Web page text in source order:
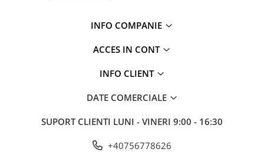
INFO COMPANIE
ACCES IN CONT
INFO CLIENT
DATE COMERCIALE
SUPORT CLIENTI LUNI - VINERI 9:00 - 16:30
+40756778626